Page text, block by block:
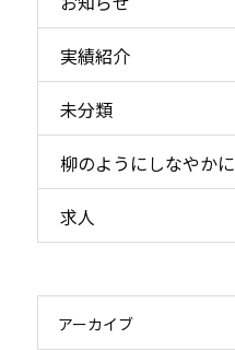
実績紹介
未分類
柳のようにしなやかに
求人
アーカイブ